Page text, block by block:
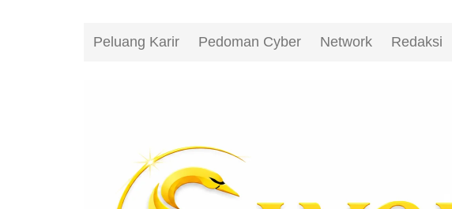
Peluang Karir Pedoman Cyber Network Redaksi